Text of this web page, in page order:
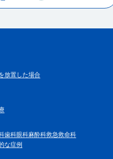
放置した場合
歯科眼科麻酔科救急救命科
な症例